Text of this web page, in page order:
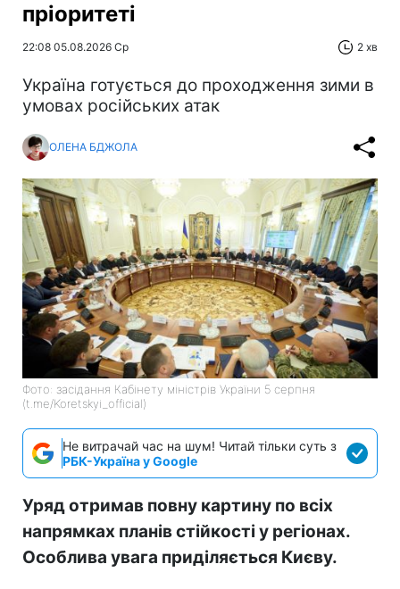
пріоритеті
22:08 05.08.2026 Ср 2 хв
Україна готується до проходження зими в
умовах російських атак
ОЛЕНА БДЖОЛА
Фото: засідання Кабінету міністрів України 5 серпня
(t.me/Koretskyi_official)
Не витрачай час на шум! Читай тільки суть з
РБК-Україна у Google
Уряд отримав повну картину по всіх
напрямках планів стійкості у регіонах.
Особлива увага приділяється Києву.